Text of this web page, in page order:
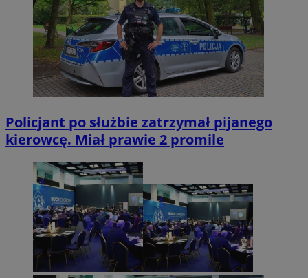
Policjant po służbie zatrzymał pijanego
kierowcę. Miał prawie 2 promile